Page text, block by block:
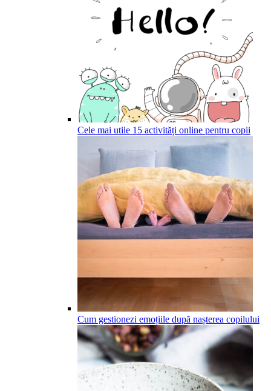
Cele mai utile 15 activități online pentru copii
Cum gestionezi emoțiile după nașterea copilului